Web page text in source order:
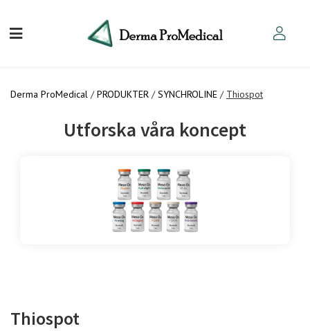
Derma ProMedical /PRODUKTER /SYNCHROLINE / Thiospot
Utforska våra koncept
Thiospot